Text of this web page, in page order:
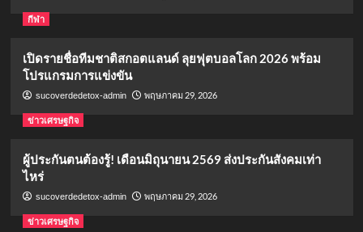
กีฬา
เปิดรายชื่อทีมชาติสกอตแลนด์ ลุยฟุตบอลโลก 2026 พร้อม
โปรแกรมการแข่งขัน
sucoverdedetox-admin พฤษภาคม 29, 2026
ข่าวเศรษฐกิจ
ผู้ประกันตนต้องรู้! เดือนมิถุนายน 2569 ส่งประกันสังคมเท่า
ไหร่
sucoverdedetox-admin พฤษภาคม 29, 2026
ข่าวเศรษฐกิจ